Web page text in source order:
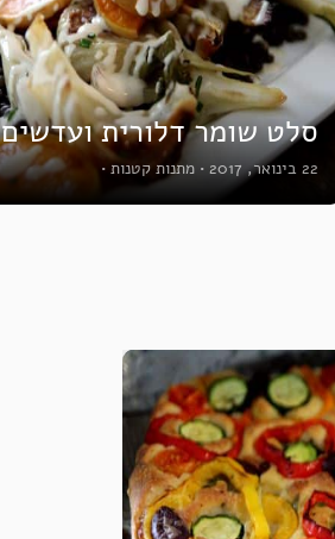
סלט שומר דלורית ועדשים
22 בינואר, 2017 • מתנות קטנות •